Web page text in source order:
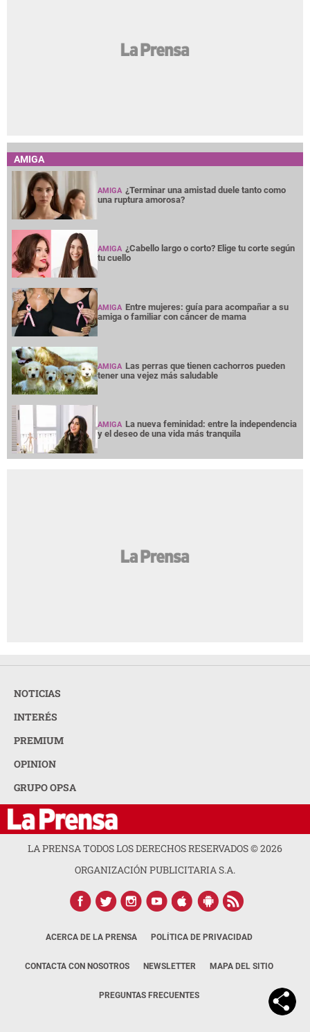
AMIGA
AMIGA ¿Terminar una amistad duele tanto como
una ruptura amorosa?
AMIGA ¿Cabello largo o corto? Elige tu corte según
tu cuello
AMIGA Entre mujeres: guía para acompañar a su
amiga o familiar con cáncer de mama
AMIGA Las perras que tienen cachorros pueden
tener una vejez más saludable
AMIGA La nueva feminidad: entre la independencia
y el deseo de una vida más tranquila
NOTICIAS
INTERÉS
PREMIUM
OPINION
GRUPO OPSA
LA PRENSA TODOS LOS DERECHOS RESERVADOS ©2026
ORGANIZACIÓN PUBLICITARIA S.A.
ACERCA DE LA PRENSA POLÍTICA DE PRIVACIDAD
CONTACTA CON NOSOTROS NEWSLETTER MAPA DEL SITIO
PREGUNTAS FRECUENTES